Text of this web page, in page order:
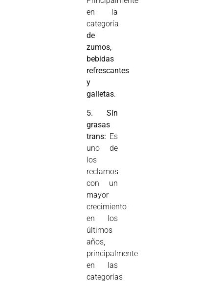
en la
categoría
de
zumos,
bebidas
refrescantes
y
galletas.
5. Sin
grasas
trans: Es
uno de
los
reclamos
con un
mayor
crecimiento
en los
últimos
años,
principalmente
en las
categorías